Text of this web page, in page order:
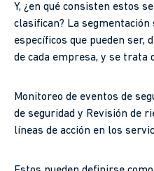
Y, ¿en qué consisten estos
clasifican? La
específicos que pueden ser,
de cada empresa, y se trata
Monitoreo de eventos de
de seguridad y Revisión de
líneas de acción en los